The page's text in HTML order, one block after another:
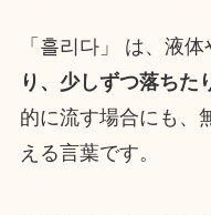
「흘리다」 は、液
り、少しずつ落ちた
的に流す場合にも、
える言葉です。